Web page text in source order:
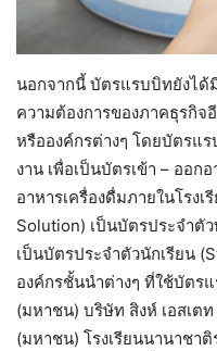
นอกจากนี้ บัตรแรบบิทยังได้
ความต้องการของภาคธุรกิจ
หรือองค์กรต่างๆ โดยบัตรแ
งาน เพื่อเป็นบัตรเข้า – ออก
อาหารเครื่องดื่มภายในโรง
Solution) เป็นบัตรประจำตั
เป็นบัตรประจำตัวนักเรียน
องค์กรชั้นนำต่างๆ ที่ใช้บัต
(มหาชน) บริษัท สิงห์ เอสเต
(มหาชน) โรงเรียนนานาชา